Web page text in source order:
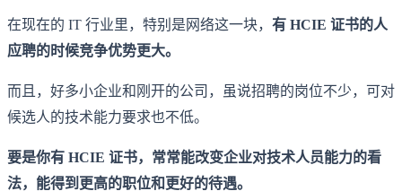
在现在的 IT 行业里，特别是网络这一块， 有 HCIE 证书的人
应聘的时候竞争优势更大。
而且，好多小企业和刚开的公司，虽说招聘的岗位不少，可对
候选人的技术能力要求也不低。
要是你有 HCIE 证书，常常能改变企业对技术人员能力的看
法，能得到更高的职位和更好的待遇。